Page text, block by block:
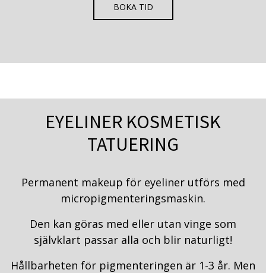
BOKA TID
EYELINER KOSMETISK
TATUERING
Permanent makeup för eyeliner utförs med
micropigmenteringsmaskin.
Den kan göras med eller utan vinge som
självklart passar alla och blir naturligt!
Hållbarheten för pigmenteringen är 1-3 år. Men